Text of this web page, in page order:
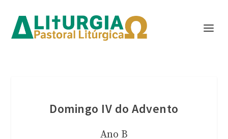
Domingo IV do Advento
Ano B